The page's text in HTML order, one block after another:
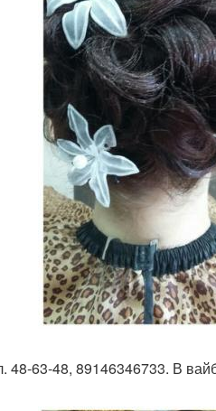
48-63-48, 89146346733. В